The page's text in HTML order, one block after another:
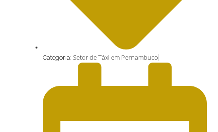
Categoria:Setor de Táxi em Pernambuco